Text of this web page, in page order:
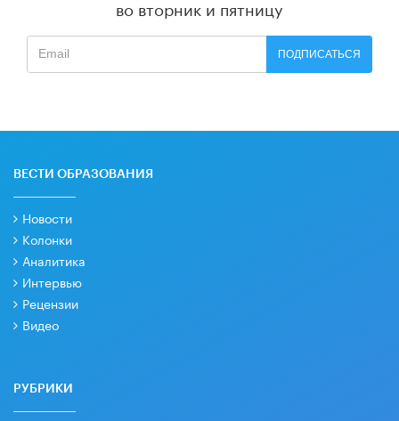
во вторник и пятницу
ПОДПИСАТЬСЯ
ВЕСТИ ОБРАЗОВАНИЯ
Новости
Колонки
Аналитика
Интервью
Рецензии
Видео
РУБРИКИ